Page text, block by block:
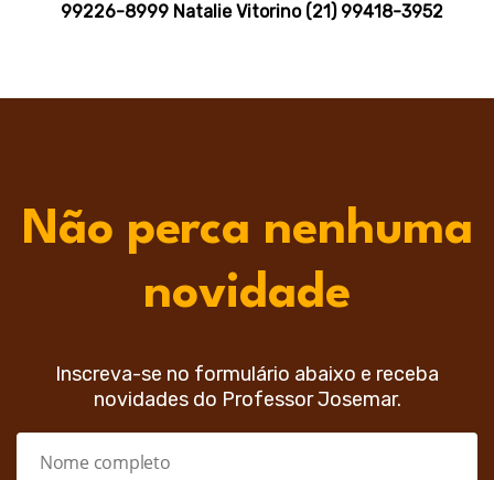
99226-8999 Natalie Vitorino (21) 99418-3952
Não perca nenhuma
novidade
Inscreva-se no formulário abaixo e receba
novidades do Professor Josemar.